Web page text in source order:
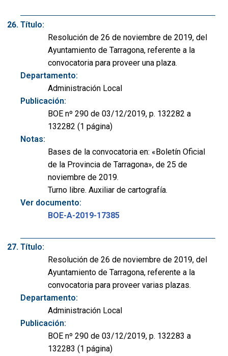
Título:
Resolución de 26 de noviembre de 2019, del
Ayuntamiento de Tarragona, referente a la
convocatoria para proveer una plaza.
Departamento:
Administración Local
Publicación:
BOE nº 290 de 03/12/2019, p. 132282 a
132282 (1 página)
Notas:
Bases de la convocatoria en: «Boletín Oficial
de la Provincia de Tarragona», de 25 de
noviembre de 2019.
Turno libre. Auxiliar de cartografía.
Ver documento:
BOE-A-2019-17385
Título:
Resolución de 26 de noviembre de 2019, del
Ayuntamiento de Tarragona, referente a la
convocatoria para proveer varias plazas.
Departamento:
Administración Local
Publicación:
BOE nº 290 de 03/12/2019, p. 132283 a
132283 (1 página)